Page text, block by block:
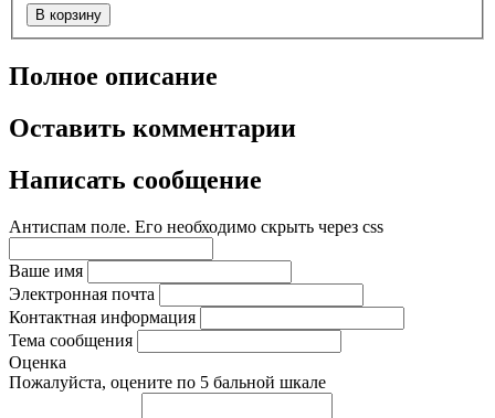
В корзину
Полное описание
Оставить комментарии
Написать сообщение
Антиспам поле. Его необходимо скрыть через css
Ваше имя
Электронная почта
Контактная информация
Тема сообщения
Оценка
Пожалуйста, оцените по 5 бальной шкале